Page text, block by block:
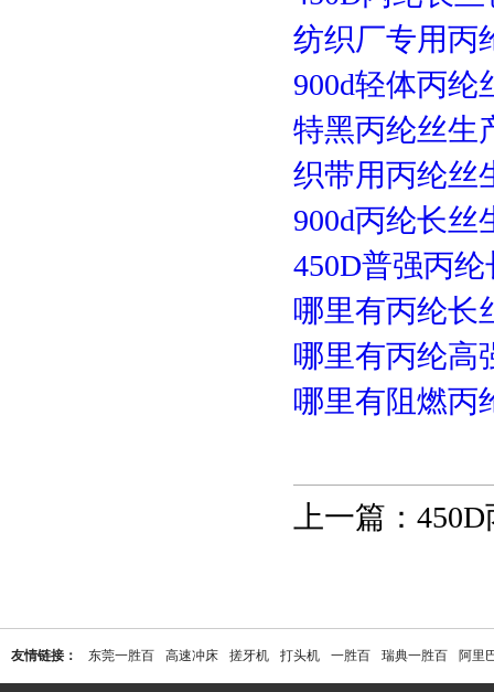
纺织厂专用丙
900d轻体丙纶
特黑丙纶丝生
织带用丙纶丝
900d丙纶长丝
450D普强丙
哪里有丙纶长
哪里有丙纶高
哪里有阻燃丙
上一篇：
友情链接： 东莞一胜百 高速冲床 搓牙机 打头机 一胜百 瑞典一胜百 阿里